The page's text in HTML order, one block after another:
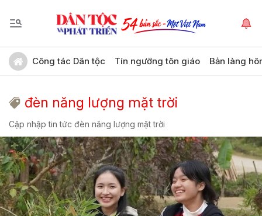
Công tác Dân tộc Tín ngưỡng tôn giáo Bản làng
đèn năng lượng mặt trời
Cập nhập tin tức đèn năng lượng mặt trời